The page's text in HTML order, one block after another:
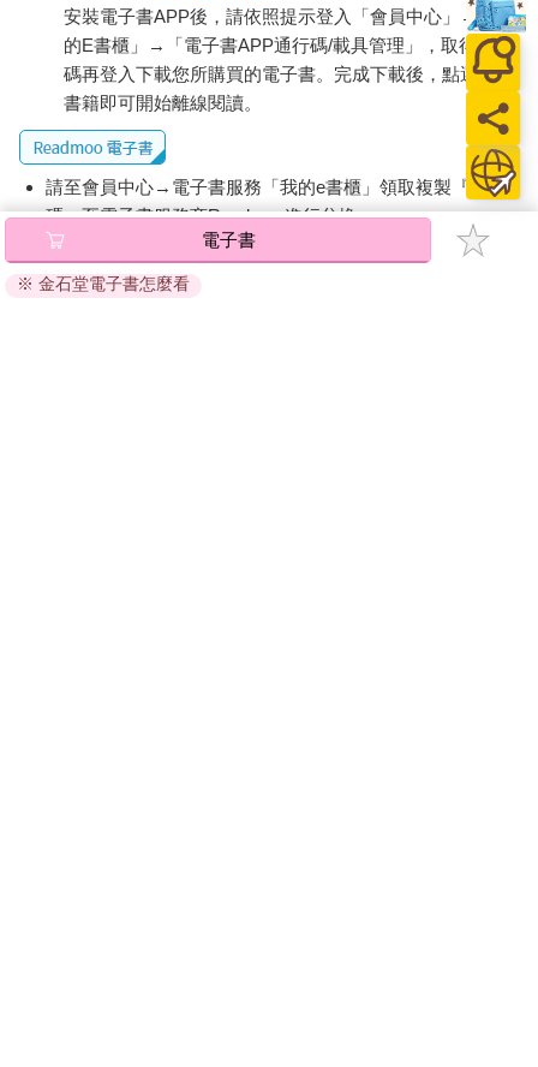
安裝電子書APP後，請依照提示登入「會員中心」→「我
的E書櫃」→「電子書APP通行碼/載具管理」，取得通行
碼再登入下載您所購買的電子書。完成下載後，點選任一
書籍即可開始離線閱讀。
請至會員中心→電子書服務「我的e書櫃」領取複製『兌換
碼』至電子書服務商Readmoo進行兌換。
退換貨須知：
因版權保護，您在金石堂所購買的電子書僅能以金石堂專屬
電子書
※ 金石堂電子書怎麼看